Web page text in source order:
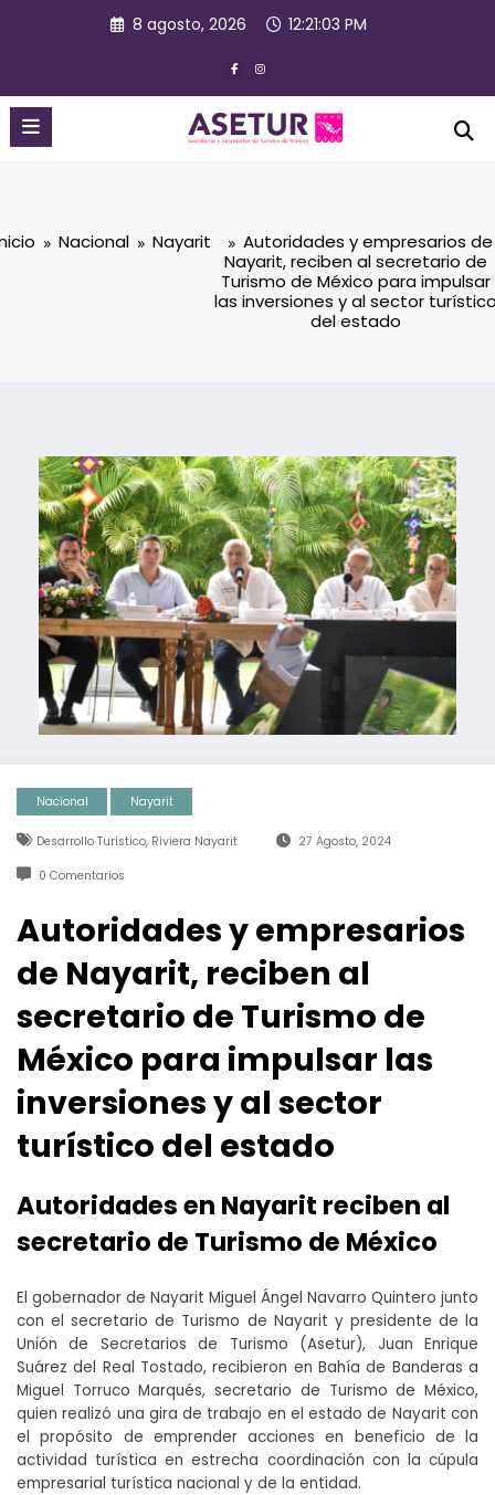
8 agosto, 2026 12:21:04 PM
Nacional Nayarit
Autoridades y empresarios de
Nayarit, reciben al secretario de
Turismo de México para impulsar
las inversiones y al sector
del estado
Nacional Nayarit
Desarrollo Turístico, Riviera Nayarit 27 Agosto, 2024
0 Comentarios
Autoridades y empresarios
de Nayarit, reciben al
secretario de Turismo de
México para impulsar las
inversiones y al sector
turístico del estado
Autoridades en Nayarit reciben al
secretario de Turismo de México
El gobernador de Nayarit Miguel Ángel Navarro Quintero junto
con el secretario de Turismo de Nayarit y presidente de la
Unión de Secretarios de Turismo (Asetur), Juan Enrique
Suárez del Real Tostado, recibieron en Bahía de Banderas a
Miguel Torruco Marqués, secretario de Turismo de México,
quien realizó una gira de trabajo en el estado de Nayarit con
el propósito de emprender acciones en beneficio de la
actividad turística en estrecha coordinación con la cúpula
empresarial turística nacional y de la entidad.